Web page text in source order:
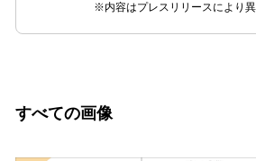
※内容はプレスリリースにより異
すべての画像